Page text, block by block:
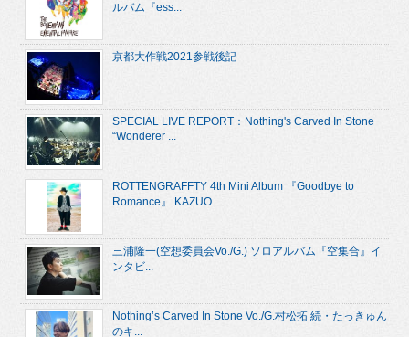
ルバム『ess...
京都大作戦2021参戦後記
SPECIAL LIVE REPORT：Nothing's Carved In Stone
“Wonderer ...
ROTTENGRAFFTY 4th Mini Album 『Goodbye to
Romance』 KAZUO...
三浦隆一(空想委員会Vo./G.) ソロアルバム『空集合』イ
ンタビ...
Nothing’s Carved In Stone Vo./G.村松拓 続・たっきゅん
のキ...